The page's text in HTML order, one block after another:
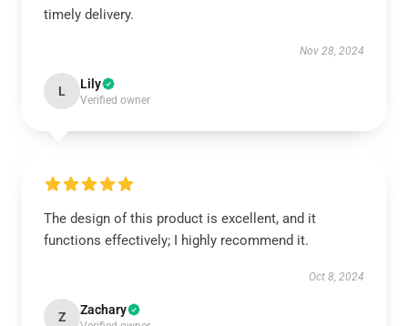
timely delivery.
Nov 28, 2024
L Lily
Verified owner
The design of this product is excellent, and it
functions effectively; I highly recommend it.
Oct 8, 2024
Z Zachary